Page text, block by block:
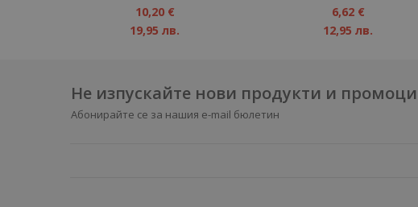
10,20 €
19,95 лв.
6,62 €
12,95 лв.
Не изпускайте нови продукти и
Абонирайте се за нашия e-mail бюлетин